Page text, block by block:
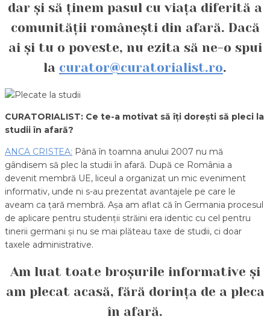
dar și să ținem pasul cu viața diferită a
comunității românești din afară. Dacă
ai și tu o poveste, nu ezita să ne-o spui
la curator@curatorialist.ro.
CURATORIALIST: Ce te-a motivat să îți dorești să pleci la
studii în afară?
ANCA CRISTEA: Până în toamna anului 2007 nu mă
gândisem să plec la studii în afară. După ce România a
devenit membră UE, liceul a organizat un mic eveniment
informativ, unde ni s-au prezentat avantajele pe care le
aveam ca țară membră. Așa am aflat că în Germania procesul
de aplicare pentru studenții străini era identic cu cel pentru
tinerii germani și nu se mai plăteau taxe de studii, ci doar
taxele administrative.
Am luat toate broșurile informative și
am plecat acasă, fără dorința de a pleca
în afară.